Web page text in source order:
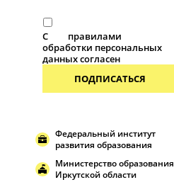
С
правилами
обработки персональных
данных согласен
ПОДПИСАТЬСЯ
Федеральный институт
развития образования
Министерство образования
Иркутской области